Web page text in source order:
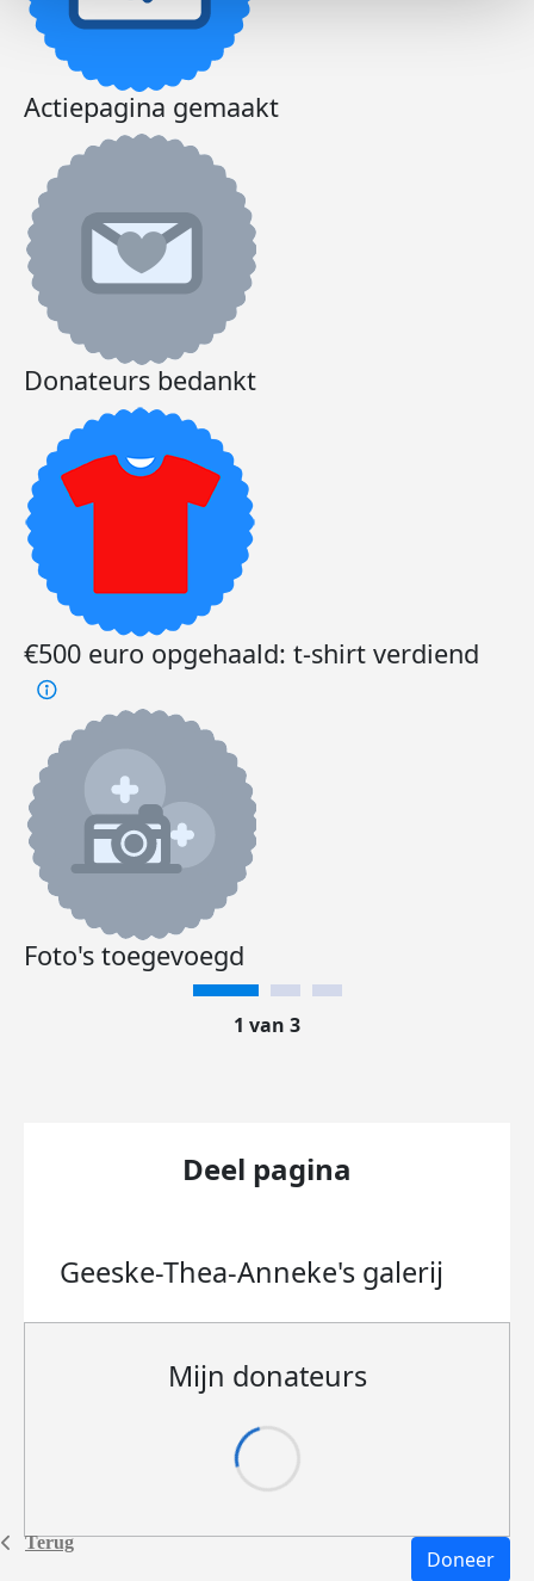
Terug
Actiepagina gemaakt
Donateurs bedankt
€500 euro opgehaald: t-shirt verdiend
Foto's toegevoegd
1 van 3
Deel pagina
Geeske-Thea-Anneke's galerij
Mijn donateurs
Doneer